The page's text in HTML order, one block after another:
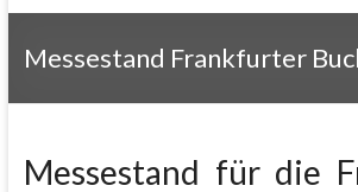
Messestand Frankfurter
Messestand für die